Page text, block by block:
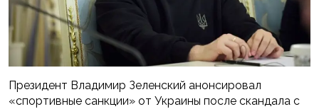
Президент Владимир Зеленский анонсировал
«спортивные санкции» от Украины после скандала с